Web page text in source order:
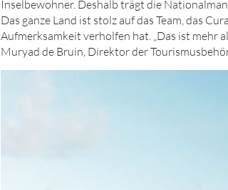
Inselbewohner. Deshalb trägt die
Das ganze Land ist stolz auf das Team, das
Aufmerksamkeit verholfen hat. „Das ist mehr
Muryad de Bruin, Direktor der